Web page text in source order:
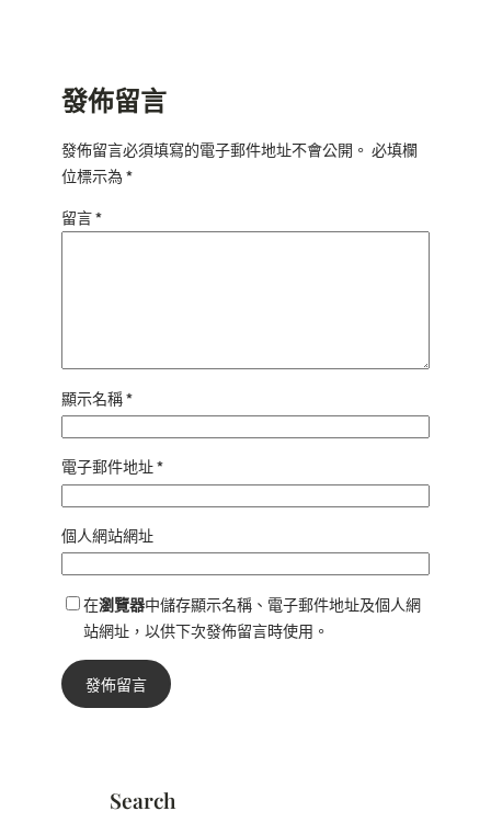
發佈留言
發佈留言必須填寫的電子郵件地址不會公開。 必填欄
位標示為*
留言*
顯示名稱*
電子郵件地址*
個人網站網址
在瀏覽器中儲存顯示名稱、電子郵件地址及個人網
站網址，以供下次發佈留言時使用。
Search